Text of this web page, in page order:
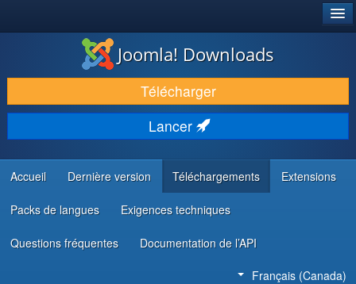
TÉLÉCHARGER & ENRICHIR
DÉCOUVRIR & APPRENDRE
COMMUNAUTÉ & SUPPORT
RESSOURCES DÉVELOPPEURS
Joomla! Downloads
Télécharger
Lancer
Accueil Dernière version Téléchargements Extensions
Packs de langues Exigences techniques
Questions fréquentes Documentation de l’API
Français (Canada)